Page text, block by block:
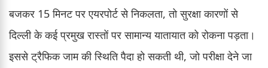
बजकर 15 मिनट पर एयरपोर्ट से निकलता, तो सुरक्षा कारणों से
दिल्ली के कई प्रमुख रास्तों पर सामान्य यातायात को रोकना पड़ता।
इससे ट्रैफिक जाम की स्थिति पैदा हो सकती थी, जो परीक्षा देने जा